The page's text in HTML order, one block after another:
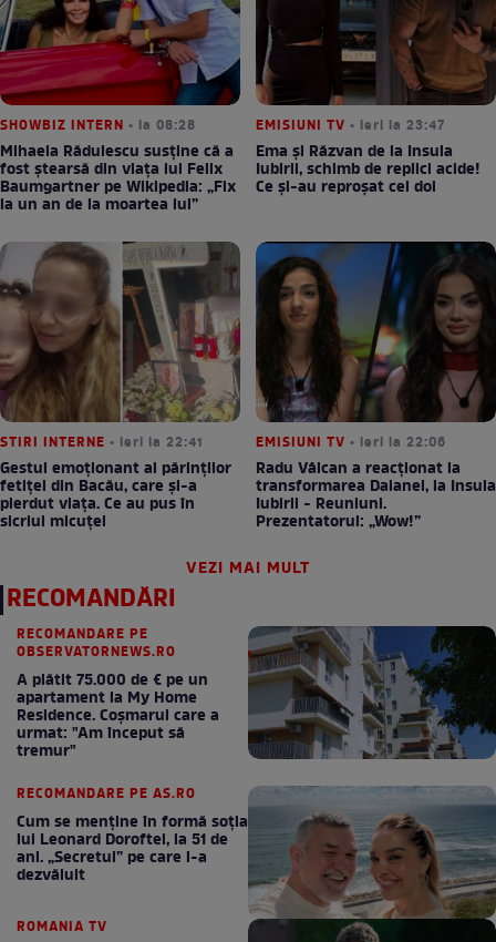
SHOWBIZ INTERN • la 08:28
Mihaela Rădulescu susține că a
fost ștearsă din viața lui Felix
Baumgartner pe Wikipedia: „Fix
la un an de la moartea lui”
EMISIUNI TV • ieri la 23:47
Ema și Răzvan de la Insula
Iubirii, schimb de replici acide!
Ce și-au reproșat cei doi
STIRI INTERNE • ieri la 22:41
Gestul emoționant al părinților
fetiței din Bacău, care și-a
pierdut viața. Ce au pus în
sicriul micuței
EMISIUNI TV • ieri la 22:06
Radu Vâlcan a reacționat la
transformarea Daianei, la Insula
Iubirii - Reuniuni.
Prezentatorul: „Wow!”
VEZI MAI MULT
RECOMANDĂRI
RECOMANDARE PE
OBSERVATORNEWS.RO
A plătit 75.000 de € pe un
apartament la My Home
Residence. Coşmarul care a
urmat: "Am început să
tremur"
RECOMANDARE PE AS.RO
Cum se menţine în formă soţia
lui Leonard Doroftei, la 51 de
ani. „Secretul” pe care l-a
dezvăluit
ROMANIA TV